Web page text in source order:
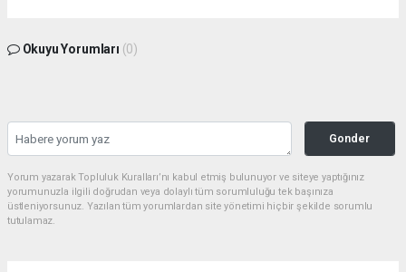
Okuyu Yorumları (0)
Gonder
Yorum yazarak Topluluk Kuralları’nı kabul etmiş bulunuyor ve siteye yaptığınız
yorumunuzla ilgili doğrudan veya dolaylı tüm sorumluluğu tek başınıza
üstleniyorsunuz. Yazılan tüm yorumlardan site yönetimi hiçbir şekilde sorumlu
tutulamaz.